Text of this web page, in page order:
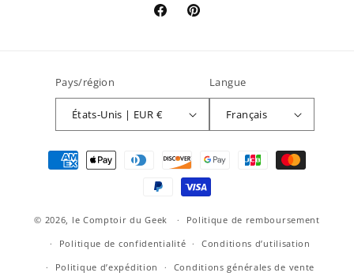
FacebookPinterest
Pays/région
États-Unis | EUR €
Langue
Français
Moyens
© 2026, le Comptoir du Geek
Politique de remboursement
Politique de confidentialité
Conditions d’utilisation
Politique d’expédition
Conditions générales de vente